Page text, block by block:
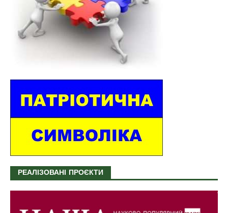
РЕАЛІЗОВАНІ ПРОЄКТИ